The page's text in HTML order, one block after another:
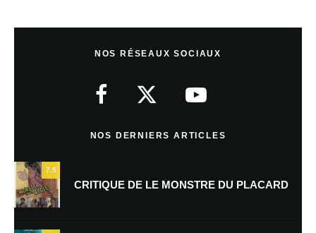
NOS RÉSEAUX SOCIAUX
NOS DERNIERS ARTICLES
7.5
CRITIQUE DE LE MONSTRE DU PLACARD